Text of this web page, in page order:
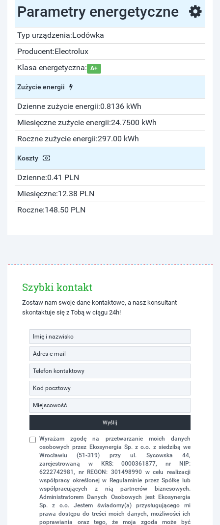
Parametry energetyczne
Typ urządzenia:Lodówka
Producent:Electrolux
Klasa energetyczna: A+
Zużycie energii
Dzienne zużycie energii:0.8136 kWh
Miesięczne zużycie energii:24.7500 kWh
Roczne zużycie energii:297.00 kWh
Koszty
Dzienne:0.41 PLN
Miesięczne:12.38 PLN
Roczne:148.50 PLN
Szybki kontakt
Zostaw nam swoje dane kontaktowe, a nasz konsultant
skontaktuje się z Tobą w ciągu 24h!
Wyślij
Wyrażam zgodę na przetwarzanie moich danych
osobowych przez Ekosynergia Sp. z o.o. z siedzibą we
Wrocławiu (51-319) przy ul. Sycowska 44,
zarejestrowaną w KRS: 0000361877, nr NIP:
6222742981, nr REGON: 301498990 w celu realizacji
współpracy określonej w Regulaminie przez Spółkę lub
współpracujących z nią partnerów biznesowych.
Administratorem Danych Osobowych jest Ekosynergia
Sp. z o.o. Jestem świadomy(a) przysługującego mi
prawa dostępu do treści moich danych, możliwości ich
poprawiania oraz tego, że moja zgoda może być